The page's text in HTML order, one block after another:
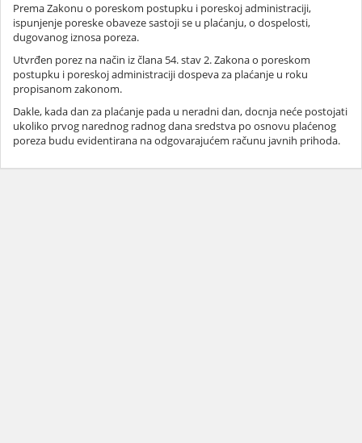
Prema Zakonu o poreskom postupku i poreskoj administraciji,
ispunjenje poreske obaveze sastoji se u plaćanju, o dospelosti,
dugovanog iznosa poreza.
Utvrđen porez na način iz člana 54. stav 2. Zakona o poreskom
postupku i poreskoj administraciji dospeva za plaćanje u roku
propisanom zakonom.
Dakle, kada dan za plaćanje pada u neradni dan, docnja neće postojati
ukoliko prvog narednog radnog dana sredstva po osnovu plaćenog
poreza budu evidentirana na odgovarajućem računu javnih prihoda.